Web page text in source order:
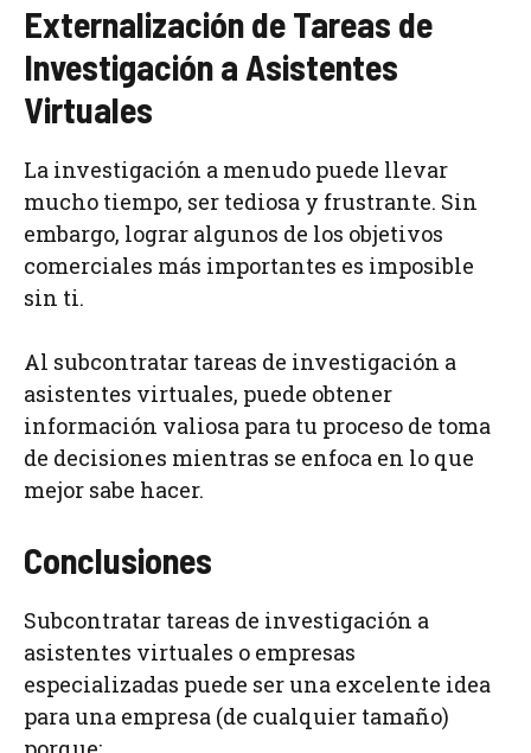
Externalización de Tareas de
Investigación a Asistentes
Virtuales
La investigación a menudo puede llevar
mucho tiempo, ser tediosa y frustrante. Sin
embargo, lograr algunos de los objetivos
comerciales más importantes es imposible
sin ti.
Al subcontratar tareas de investigación a
asistentes virtuales, puede obtener
información valiosa para tu proceso de toma
de decisiones mientras se enfoca en lo que
mejor sabe hacer.
Conclusiones
Subcontratar tareas de investigación a
asistentes virtuales o empresas
especializadas puede ser una excelente idea
para una empresa (de cualquier tamaño)